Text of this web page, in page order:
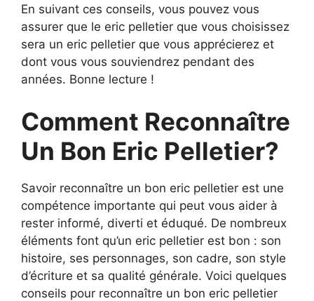
En suivant ces conseils, vous pouvez vous
assurer que le eric pelletier que vous choisissez
sera un eric pelletier que vous apprécierez et
dont vous vous souviendrez pendant des
années. Bonne lecture !
Comment Reconnaître
Un Bon Eric Pelletier?
Savoir reconnaître un bon eric pelletier est une
compétence importante qui peut vous aider à
rester informé, diverti et éduqué. De nombreux
éléments font qu’un eric pelletier est bon : son
histoire, ses personnages, son cadre, son style
d’écriture et sa qualité générale. Voici quelques
conseils pour reconnaître un bon eric pelletier